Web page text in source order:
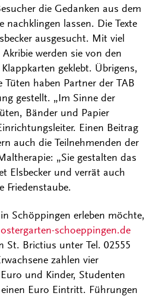
die Gedanken aus dem
nachklingen lassen. Die Texte
ausgesucht. Mit viel
werden sie von den
geklebt. Übrigens,
haben Partner der TAB
gestellt. „Im Sinne der
Bänder und Papier
Einen Beitrag
auch die Teilnehmenden der
„Sie gestalten das
Elsbecker und verrät auch
Friedenstaube.
Schöppingen erleben möchte,
schoeppingen.de
St. Brictius unter Tel. 02555
zahlen vier
und Kinder, Studenten
Euro Eintritt. Führungen